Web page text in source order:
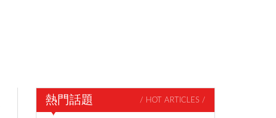
熱門話題 / HOT ARTICLES /